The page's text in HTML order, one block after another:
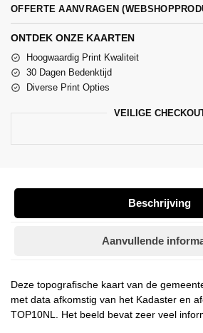
OFFERTE AANVRAGEN
ONTDEK ONZE KAARTEN
Hoogwaardig Print Kwaliteit
30 Dagen Bedenktijd
Diverse Print Opties
VEILIGE
Beschrijving
Aanvullende
Deze topografische kaart van de
met data afkomstig van het Kadaster en
TOP10NL. Het beeld bevat zeer veel